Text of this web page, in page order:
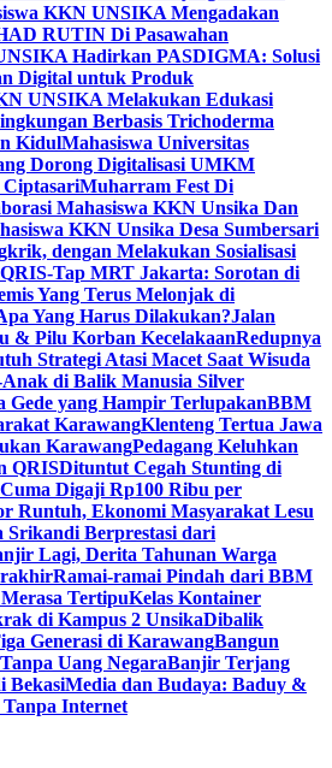
KKN UNSIKA Mengadakan
RUTIN Di Pasawahan
Hadirkan PASDIGMA: Solusi
Digital untuk Produk
UNSIKA Melakukan Edukasi
Berbasis Trichoderma
KidulMahasiswa Universitas
Dorong Digitalisasi UMKM
CiptasariMuharram Fest Di
Mahasiswa KKN Unsika Dan
KKN Unsika Desa Sumbersari
dengan Melakukan Sosialisasi
Tap MRT Jakarta: Sorotan di
Yang Terus Melonjak di
Yang Harus Dilakukan?Jalan
& Pilu Korban KecelakaanRedupnya
Strategi Atasi Macet Saat Wisuda
di Balik Manusia Silver
Gede yang Hampir TerlupakanBBM
KarawangKlenteng Tertua Jawa
KarawangPedagang Keluhkan
QRISDituntut Cegah Stunting di
Digaji Rp100 Ribu per
Runtuh, Ekonomi Masyarakat Lesu
Srikandi Berprestasi dari
Lagi, Derita Tahunan Warga
Ramai-ramai Pindah dari BBM
TertipuKelas Kontainer
di Kampus 2 UnsikaDibalik
Generasi di KarawangBangun
Uang NegaraBanjir Terjang
BekasiMedia dan Budaya: Baduy &
Internet